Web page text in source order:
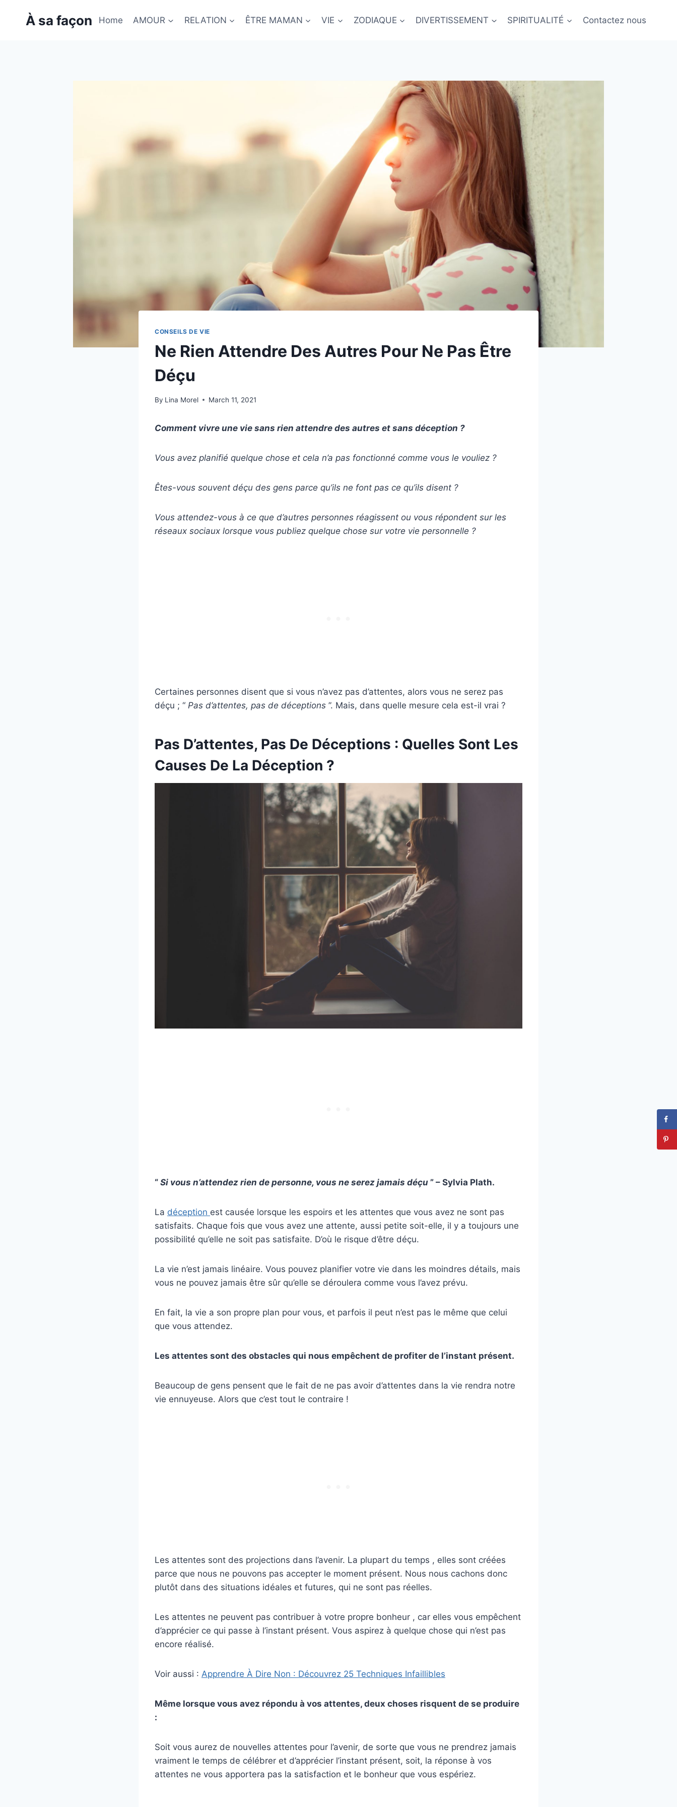
À sa façon Home AMOUR RELATION ÊTRE MAMAN VIE ZODIAQUE DIVERTISSEMENT SPIRITUALITÉ Contactez nous
CONSEILS DE VIE
Ne Rien Attendre Des Autres Pour Ne Pas Être
Déçu
By Lina Morel March 11, 2021
Comment vivre une vie sans rien attendre des autres et sans déception ?
Vous avez planifié quelque chose et cela n’a pas fonctionné comme vous le vouliez ?
Êtes-vous souvent déçu des gens parce qu’ils ne font pas ce qu’ils disent ?
Vous attendez-vous à ce que d’autres personnes réagissent ou vous répondent sur les
réseaux sociaux lorsque vous publiez quelque chose sur votre vie personnelle ?
Certaines personnes disent que si vous n’avez pas d’attentes, alors vous ne serez pas
déçu ; “ Pas d’attentes, pas de déceptions ”. Mais, dans quelle mesure cela est-il vrai ?
Pas D’attentes, Pas De Déceptions : Quelles Sont Les
Causes De La Déception ?
“ Si vous n’attendez rien de personne, vous ne serez jamais déçu ” – Sylvia Plath.
La déception est causée lorsque les espoirs et les attentes que vous avez ne sont pas
satisfaits. Chaque fois que vous avez une attente, aussi petite soit-elle, il y a toujours une
possibilité qu’elle ne soit pas satisfaite. D’où le risque d’être déçu.
La vie n’est jamais linéaire. Vous pouvez planifier votre vie dans les moindres détails, mais
vous ne pouvez jamais être sûr qu’elle se déroulera comme vous l’avez prévu.
En fait, la vie a son propre plan pour vous, et parfois il peut n’est pas le même que celui
que vous attendez.
Les attentes sont des obstacles qui nous empêchent de profiter de l’instant présent.
Beaucoup de gens pensent que le fait de ne pas avoir d’attentes dans la vie rendra notre
vie ennuyeuse. Alors que c’est tout le contraire !
Les attentes sont des projections dans l’avenir. La plupart du temps , elles sont créées
parce que nous ne pouvons pas accepter le moment présent. Nous nous cachons donc
plutôt dans des situations idéales et futures, qui ne sont pas réelles.
Les attentes ne peuvent pas contribuer à votre propre bonheur , car elles vous empêchent
d’apprécier ce qui passe à l’instant présent. Vous aspirez à quelque chose qui n’est pas
encore réalisé.
Voir aussi : Apprendre À Dire Non : Découvrez 25 Techniques Infaillibles
Même lorsque vous avez répondu à vos attentes, deux choses risquent de se produire
:
Soit vous aurez de nouvelles attentes pour l’avenir, de sorte que vous ne prendrez jamais
vraiment le temps de célébrer et d’apprécier l’instant présent, soit, la réponse à vos
attentes ne vous apportera pas la satisfaction et le bonheur que vous espériez.